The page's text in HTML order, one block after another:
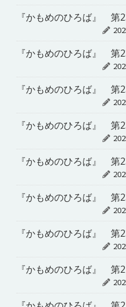
『かもめのひろば』 第
『かもめのひろば』 第
『かもめのひろば』 第
『かもめのひろば』 第
『かもめのひろば』 第
『かもめのひろば』 第
『かもめのひろば』 第
『かもめのひろば』 第